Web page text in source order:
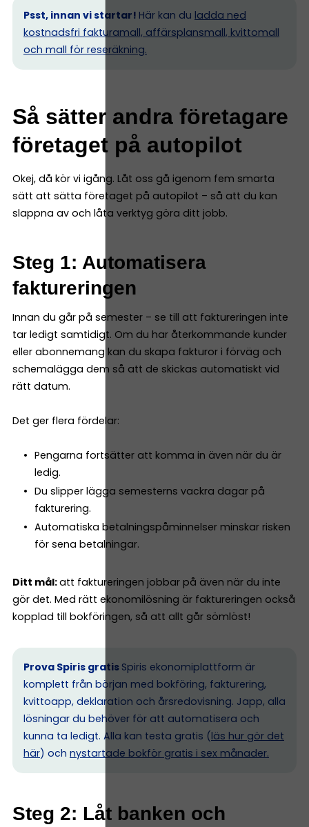
Psst, innan vi startar! Här kan du ladda ned
kostnadsfri fakturamall, affärsplansmall, kvittomall
och mall för reseräkning.
Så sätter andra företagare
företaget på autopilot
Okej, då kör vi igång. Låt oss gå igenom fem smarta
sätt att sätta företaget på autopilot – så att du kan
slappna av och låta verktyg göra ditt jobb.
Steg 1: Automatisera
faktureringen
Innan du går på semester – se till att faktureringen inte
tar ledigt samtidigt. Om du har återkommande kunder
eller abonnemang kan du skapa fakturor i förväg och
schemalägga dem så att de skickas automatiskt vid
rätt datum.
Det ger flera fördelar:
Pengarna fortsätter att komma in även när du är
ledig.
Du slipper lägga semesterns vackra dagar på
fakturering.
Automatiska betalningspåminnelser minskar risken
för sena betalningar.
Ditt mål:att faktureringen jobbar på även när du inte
gör det. Med rätt ekonomilösning är faktureringen också
kopplad till bokföringen, så att allt går sömlöst!
Prova Spiris gratis Spiris ekonomiplattform är
komplett från början med bokföring, fakturering,
kvittoapp, deklaration och årsredovisning. Japp, alla
lösningar du behöver för att automatisera och
kunna ta ledigt. Alla kan testa gratis (läs hur gör det
här) och nystartade bokför gratis i sex månader.
Steg 2: Låt banken och